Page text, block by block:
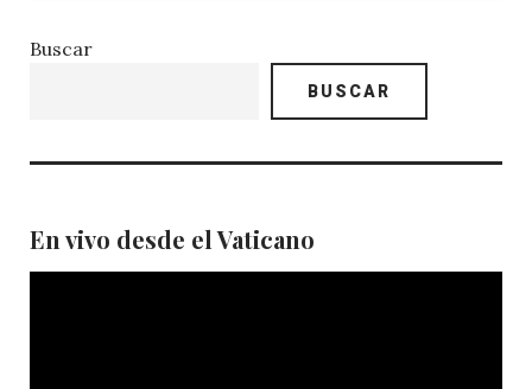
Buscar
BUSCAR
En vivo desde el Vaticano